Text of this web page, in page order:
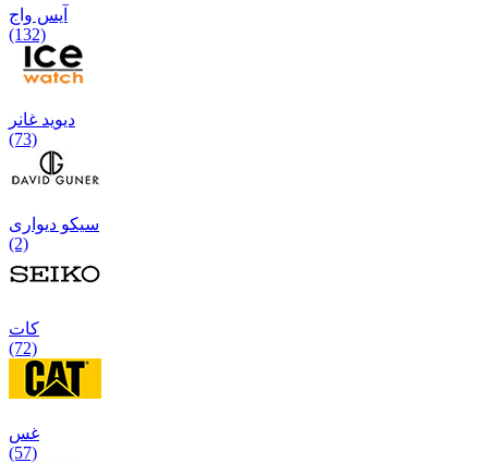
آیس واج
(132)
دیوید غانر
(73)
سیکو دیواری
(2)
كات
(72)
غس
(57)